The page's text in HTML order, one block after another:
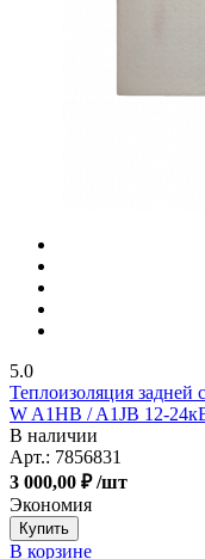
5.0
Теплоизоляция задней
W A1HB / A1JB 12-
В наличии
Арт.: 7856831
3 000,00 ₽/шт
Экономия
Купить
В корзине